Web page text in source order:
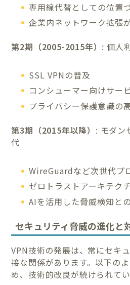
専用線代替としての位置
企業内ネットワーク拡張
第2期（2005-2015年） : 個人
SSL VPNの普及
コンシューマー向けサー
プライバシー保護意識の
第3期（2015年以降） : モダン
代
WireGuardなど次世代プ
ゼロトラストアーキテク
AIを活用した脅威検知と
セキュリティ脅威の進化と
VPN技術の発展は、常にセキ
接な関係があります。以下の
め、技術的改良が続けられてい